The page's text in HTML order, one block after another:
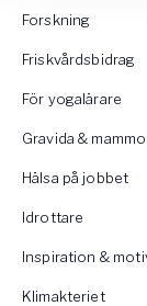
Forskning
Friskvårdsbidrag
För yogalärare
Gravida &
Hälsa på jobbet
Idrottare
Inspiration &
Klimakteriet